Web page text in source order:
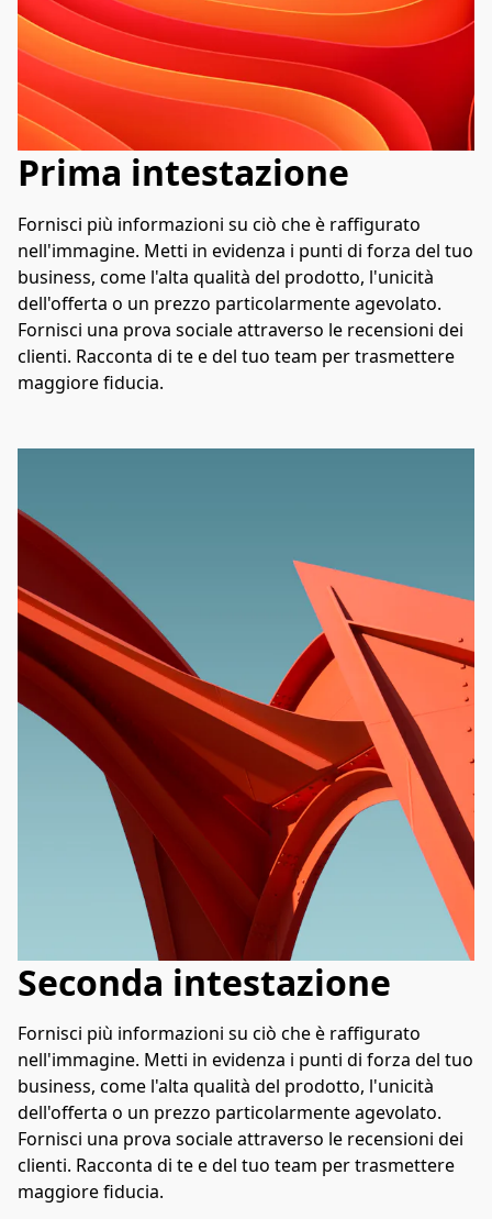
Prima intestazione
Fornisci più informazioni su ciò che è raffigurato
nell'immagine. Metti in evidenza i punti di forza del tuo
business, come l'alta qualità del prodotto, l'unicità
dell'offerta o un prezzo particolarmente agevolato.
Fornisci una prova sociale attraverso le recensioni dei
clienti. Racconta di te e del tuo team per trasmettere
maggiore fiducia.
Seconda intestazione
Fornisci più informazioni su ciò che è raffigurato
nell'immagine. Metti in evidenza i punti di forza del tuo
business, come l'alta qualità del prodotto, l'unicità
dell'offerta o un prezzo particolarmente agevolato.
Fornisci una prova sociale attraverso le recensioni dei
clienti. Racconta di te e del tuo team per trasmettere
maggiore fiducia.